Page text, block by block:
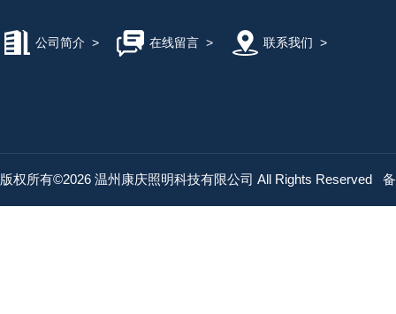
公司简介 > 在线留言> 联系我们 >
版权所有©2026 温州康庆照明科技有限公司 All Rights Reserved